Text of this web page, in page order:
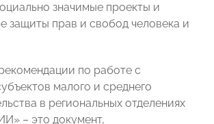
значимые проекты и
защиты прав и свобод человека и
по работе с
малого и среднего
в региональных отделениях
– это документ,